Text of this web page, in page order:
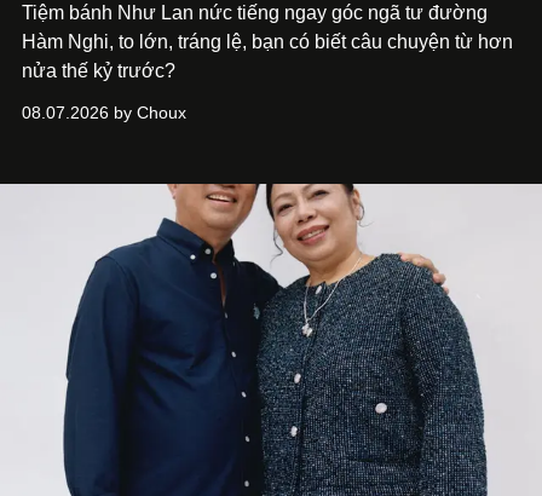
Tiệm bánh Như Lan nức tiếng ngay góc ngã tư đường
Hàm Nghi, to lớn, tráng lệ, bạn có biết câu chuyện từ hơn
nửa thế kỷ trước?
08.07.2026 by Choux